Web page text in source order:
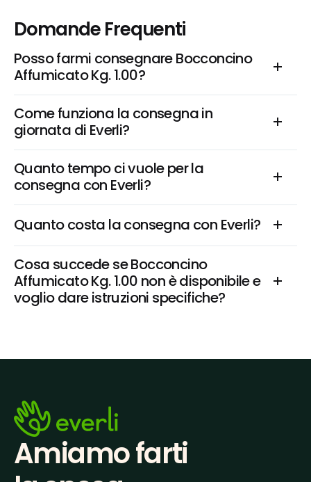
Domande Frequenti
Posso farmi consegnare Bocconcino
Affumicato Kg. 1.00?
Come funziona la consegna in
giornata di Everli?
Quanto tempo ci vuole per la
consegna con Everli?
Quanto costa la consegna con Everli?
Cosa succede se Bocconcino
Affumicato Kg. 1.00 non è disponibile e
voglio dare istruzioni specifiche?
Amiamo farti